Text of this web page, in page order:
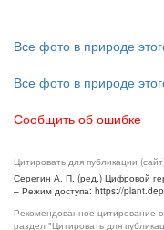
Все фото в природе
Все фото в природе
Сообщить об ошибке
Цитировать для публикации
Серегин А. П. (ред.) Цифровой
– Режим доступа: https://
Рекомендованное цитирование
раздел "Цитировать для